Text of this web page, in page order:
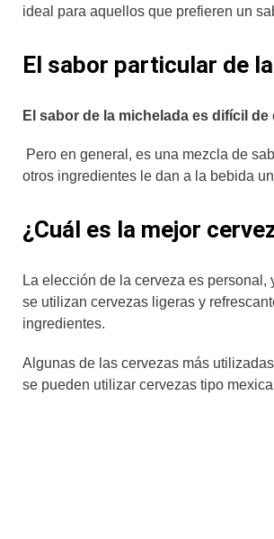
ideal para aquellos que prefieren un
El sabor particular de
El sabor de la michelada es difícil
Pero en general, es una mezcla de
otros ingredientes le dan a la bebida
¿Cuál es la mejor
La elección de la cerveza es
se utilizan cervezas ligeras y
ingredientes.
Algunas de las cervezas más
se pueden utilizar cervezas tipo